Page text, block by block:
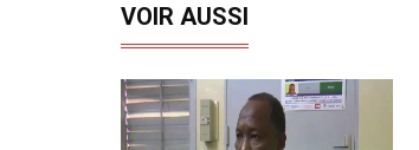
VOIR AUSSI